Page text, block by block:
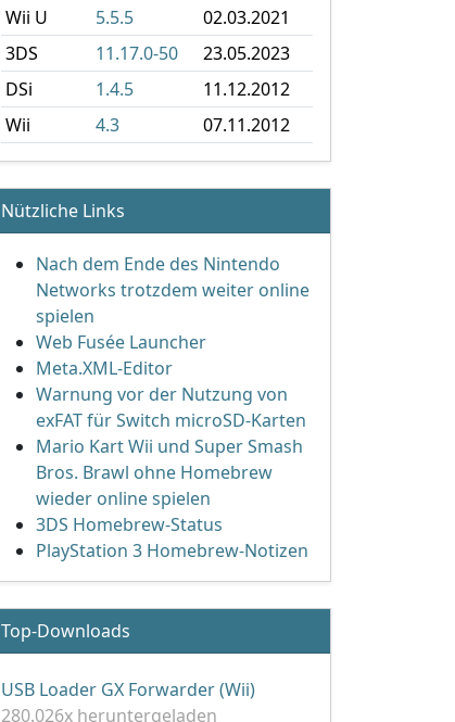
Wii U
5.5.5
02.03.2021
3DS
11.17.0-50
23.05.2023
DSi
1.4.5
11.12.2012
Wii
4.3 07.11.2012
Nützliche Links
Nach dem Ende des Nintendo
Networks trotzdem weiter online
spielen
Web Fusée Launcher
Meta.XML-Editor
Warnung vor der Nutzung von
exFAT für Switch microSD-Karten
Mario Kart Wii und Super Smash
Bros. Brawl ohne Homebrew
wieder online spielen
3DS Homebrew-Status
PlayStation 3 Homebrew-Notizen
Top-Downloads
USB Loader GX Forwarder (Wii)
280.026x heruntergeladen